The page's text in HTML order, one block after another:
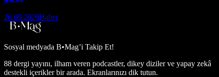
26.05.2026Haber
Sosyal medyada B•Mag’i Takip Et!
88 dergi yayını, ilham veren podcastler, dikey diziler ve yapay zekâ
destekli içerikler bir arada. Ekranlarınızı dik tutun.